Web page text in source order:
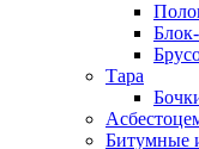
Тара
Битумные